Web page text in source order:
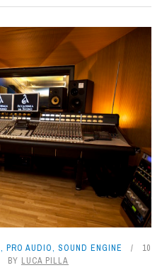
, PRO AUDIO, SOUND ENGINE
10
BY LUCA PILLA